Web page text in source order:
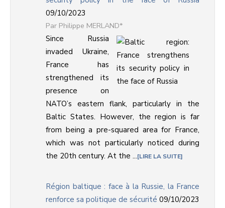
09/10/2023
Philippe MERLAND*
Since Russia
invaded Ukraine,
France has
strengthened its
presence on
NATO’s eastern flank, particularly in the
Baltic States. However, the region is far
from being a pre-squared area for France,
which was not particularly noticed during
the 20th century. At the ... LIRE LA SUITE
Région baltique : face à la Russie, la France
renforce sa politique de sécurité 09/10/2023